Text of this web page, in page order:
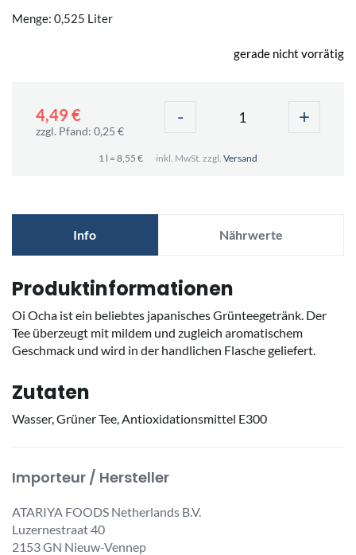
Menge: 0,525 Liter
gerade nicht vorrätig
4,49 €
zzgl. Pfand: 0,25 €
- +
1 l = 8,55 € inkl. MwSt. zzgl. Versand
Info Nährwerte
Produktinformationen
Oi Ocha ist ein beliebtes japanisches Grünteegetränk. Der
Tee überzeugt mit mildem und zugleich aromatischem
Geschmack und wird in der handlichen Flasche geliefert.
Zutaten
Wasser, Grüner Tee, Antioxidationsmittel E300
Importeur / Hersteller
ATARIYA FOODS Netherlands B.V.
Luzernestraat 40
2153 GN Nieuw-Vennep